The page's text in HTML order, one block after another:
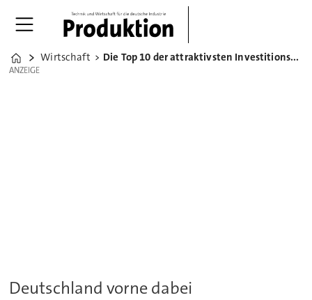
Home
Wirtschaft Die Top 10 der attraktivsten Investitionsstandorte der Welt
ANZEIGE
ANZEIGE
Deutschland vorne dabei